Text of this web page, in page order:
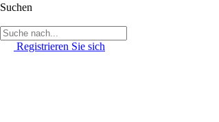
Suchen
Registrieren Sie sich